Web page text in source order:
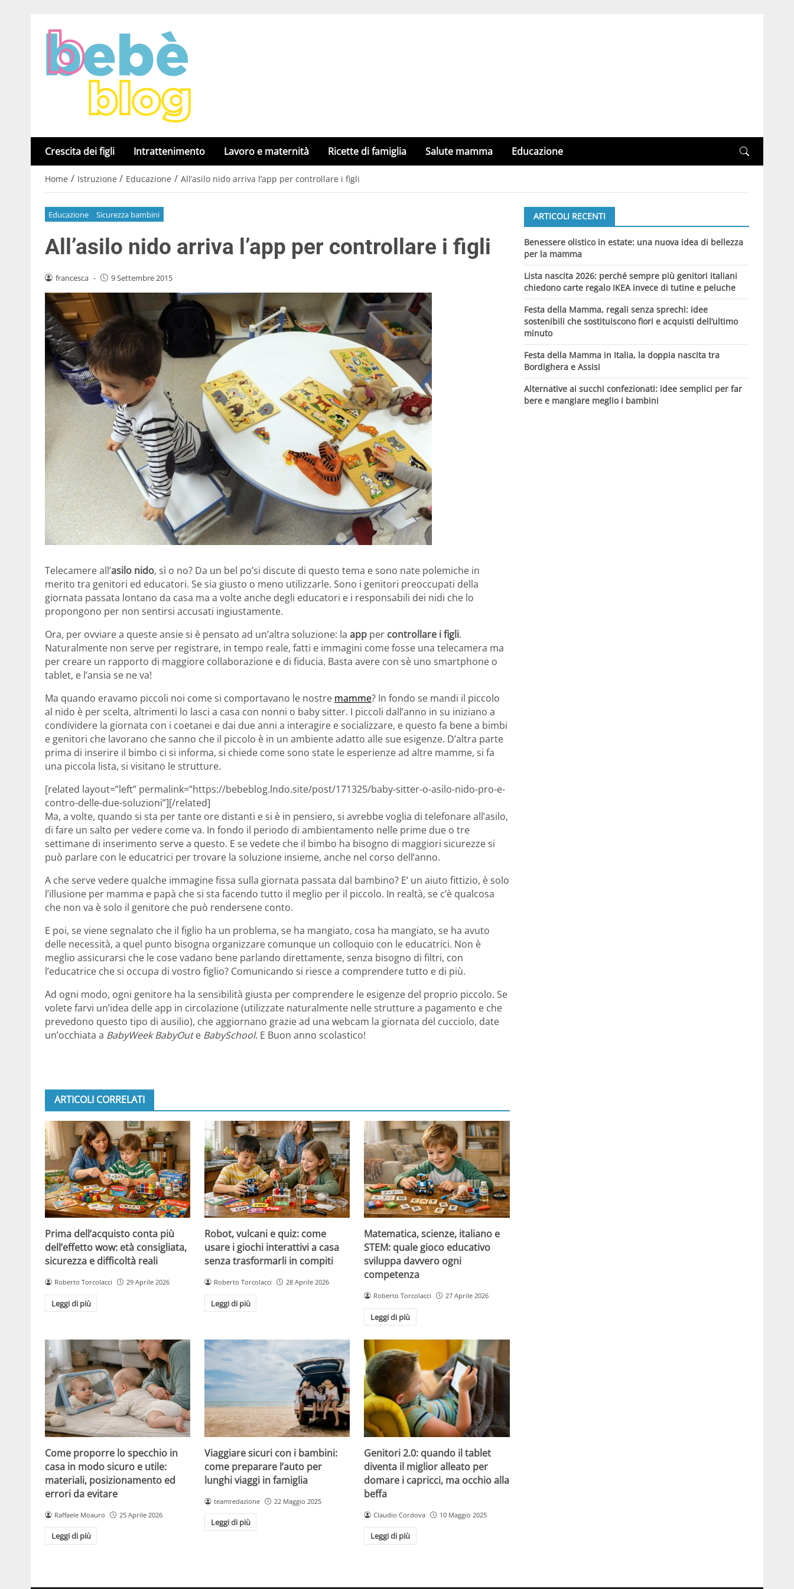
Crescita dei figli Intrattenimento Lavoro e maternità Ricette di famiglia Salute mamma Educazione
Home / Istruzione / Educazione / All’asilo nido arriva l’app per controllare i figli
Educazione Sicurezza bambini
All’asilo nido arriva l’app per controllare i figli
francesca - 9 Settembre 2015
Telecamere all’asilo nido, sì o no? Da un bel po’si discute di questo tema e sono nate polemiche in
merito tra genitori ed educatori. Se sia giusto o meno utilizzarle. Sono i genitori preoccupati della
giornata passata lontano da casa ma a volte anche degli educatori e i responsabili dei nidi che lo
propongono per non sentirsi accusati ingiustamente.
Ora, per ovviare a queste ansie si è pensato ad un’altra soluzione: la app per controllare i figli.
Naturalmente non serve per registrare, in tempo reale, fatti e immagini come fosse una telecamera ma
per creare un rapporto di maggiore collaborazione e di fiducia. Basta avere con sè uno smartphone o
tablet, e l’ansia se ne va!
Ma quando eravamo piccoli noi come si comportavano le nostre mamme? In fondo se mandi il piccolo
al nido è per scelta, altrimenti lo lasci a casa con nonni o baby sitter. I piccoli dall’anno in su iniziano a
condividere la giornata con i coetanei e dai due anni a interagire e socializzare, e questo fa bene a bimbi
e genitori che lavorano che sanno che il piccolo è in un ambiente adatto alle sue esigenze. D’altra parte
prima di inserire il bimbo ci si informa, si chiede come sono state le esperienze ad altre mamme, si fa
una piccola lista, si visitano le strutture.
[related layout=”left” permalink=”https://bebeblog.lndo.site/post/171325/baby-sitter-o-asilo-nido-pro-e-
contro-delle-due-soluzioni”][/related]
Ma, a volte, quando si sta per tante ore distanti e si è in pensiero, si avrebbe voglia di telefonare all’asilo,
di fare un salto per vedere come va. In fondo il periodo di ambientamento nelle prime due o tre
settimane di inserimento serve a questo. E se vedete che il bimbo ha bisogno di maggiori sicurezze si
può parlare con le educatrici per trovare la soluzione insieme, anche nel corso dell’anno.
A che serve vedere qualche immagine fissa sulla giornata passata dal bambino? E’ un aiuto fittizio, è solo
l’illusione per mamma e papà che si sta facendo tutto il meglio per il piccolo. In realtà, se c’è qualcosa
che non va è solo il genitore che può rendersene conto.
E poi, se viene segnalato che il figlio ha un problema, se ha mangiato, cosa ha mangiato, se ha avuto
delle necessità, a quel punto bisogna organizzare comunque un colloquio con le educatrici. Non è
meglio assicurarsi che le cose vadano bene parlando direttamente, senza bisogno di filtri, con
l’educatrice che si occupa di vostro figlio? Comunicando si riesce a comprendere tutto e di più.
Ad ogni modo, ogni genitore ha la sensibilità giusta per comprendere le esigenze del proprio piccolo. Se
volete farvi un’idea delle app in circolazione (utilizzate naturalmente nelle strutture a pagamento e che
prevedono questo tipo di ausilio), che aggiornano grazie ad una webcam la giornata del cucciolo, date
un’occhiata a BabyWeek BabyOute BabySchool. E Buon anno scolastico!
ARTICOLI CORRELATI
Prima dell’acquisto conta più
dell’effetto wow: età consigliata,
sicurezza e difficoltà reali
Roberto Torcolacci 29 Aprile 2026
Leggi di più
Robot, vulcani e quiz: come
usare i giochi interattivi a casa
senza trasformarli in compiti
Roberto Torcolacci 28 Aprile 2026
Leggi di più
Matematica, scienze, italiano e
STEM: quale gioco educativo
sviluppa davvero ogni
competenza
Roberto Torcolacci 27 Aprile 2026
Leggi di più
Come proporre lo specchio in
casa in modo sicuro e utile:
materiali, posizionamento ed
errori da evitare
Raffaele Moauro 25 Aprile 2026
Leggi di più
Viaggiare sicuri con i bambini:
come preparare l’auto per
lunghi viaggi in famiglia
teamredazione 22 Maggio 2025
Leggi di più
Genitori 2.0: quando il tablet
diventa il miglior alleato per
domare i capricci, ma occhio alla
beffa
Claudio Cordova 10 Maggio 2025
Leggi di più
ARTICOLI RECENTI
Benessere olistico in estate: una nuova idea di bellezza
per la mamma
Lista nascita 2026: perché sempre più genitori italiani
chiedono carte regalo IKEA invece di tutine e peluche
Festa della Mamma, regali senza sprechi: idee
sostenibili che sostituiscono fiori e acquisti dell’ultimo
minuto
Festa della Mamma in Italia, la doppia nascita tra
Bordighera e Assisi
Alternative ai succhi confezionati: idee semplici per far
bere e mangiare meglio i bambini